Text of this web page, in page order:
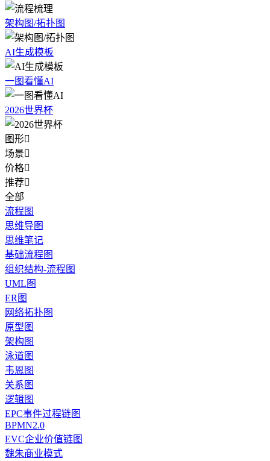
架构图/拓扑图
AI生成模板
一图看懂AI
2026世界杯
图形
场景
价格
推荐
全部
流程图
思维导图
思维笔记
基础流程图
组织结构-流程图
UML图
ER图
网络拓扑图
原型图
架构图
泳道图
韦恩图
关系图
逻辑图
EPC事件过程链图
BPMN2.0
EVC企业价值链图
魏朱商业模式